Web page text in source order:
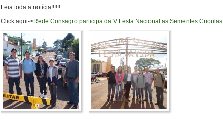
Leia toda a notícia!!!!!!
Click aqui->Rede Consagro participa da V Festa Nacional as Sementes Crioulas